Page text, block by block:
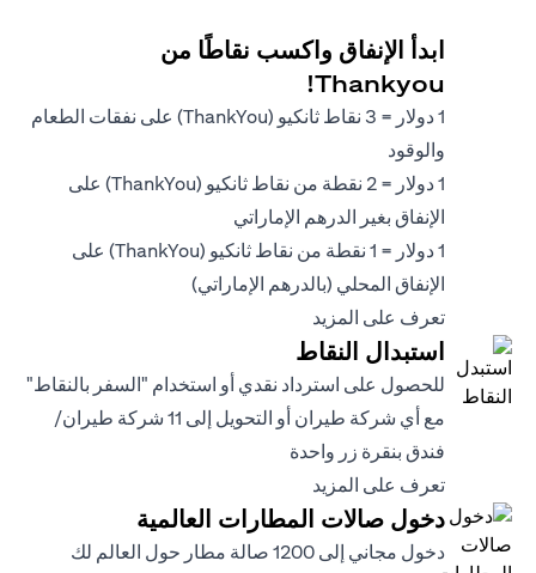
ابدأ الإنفاق واكسب نقاطًا من
Thankyou!
1 دولار = 3 نقاط ثانكيو (ThankYou) على نفقات الطعام
والوقود
1 دولار = 2 نقطة من نقاط ثانكيو (ThankYou) على
الإنفاق بغير الدرهم الإماراتي
1 دولار = 1 نقطة من نقاط ثانكيو (ThankYou) على
الإنفاق المحلي (بالدرهم الإماراتي)
تعرف على المزيد
استبدال النقاط
للحصول على استرداد نقدي أو استخدام "السفر بالنقاط"
مع أي شركة طيران أو التحويل إلى 11 شركة طيران/
فندق بنقرة زر واحدة
تعرف على المزيد
دخول صالات المطارات العالمية
دخول مجاني إلى 1200 صالة مطار حول العالم لك